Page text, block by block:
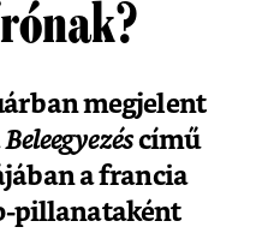
megjelent
Beleegyezéscímű
a francia
pillanataként